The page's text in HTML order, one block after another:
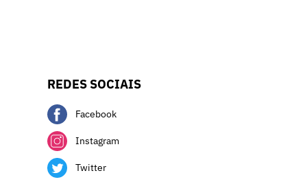
REDES SOCIAIS
Facebook
Instagram
Twitter